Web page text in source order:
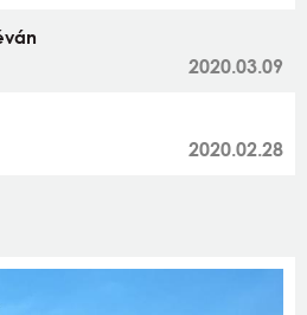
2020.03.09
2020.02.28